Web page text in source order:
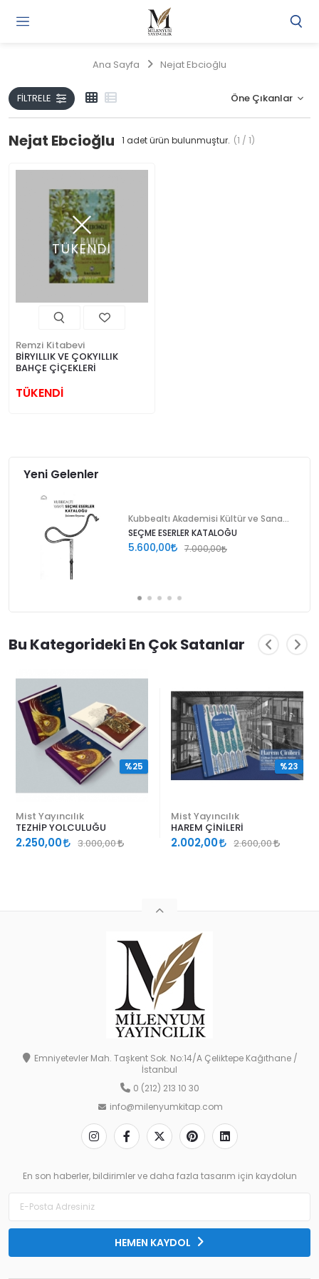
Ana Sayfa Nejat Ebcioğlu
FILTRELE
Nejat Ebcioğlu 1 adet ürün bulunmuştur. (1 / 1)
TÜKENDİ
Remzi Kitabevi
BİRYILLIK VE ÇOKYILLIK
BAHÇE ÇİÇEKLERİ
TÜKENDİ
Yeni Gelenler
SEÇME ESERLER KATALOĞU
5.600,00 7.000,00
Bu Kategorideki En Çok Satanlar
Mist Yayıncılık
TEZHİP YOLCULUĞU
2.250,00 3.000,00
%25
Mist Yayıncılık
HAREM ÇİNİLERİ
2.002,00 2.600,00
%23
Emniyetevler Mah. Taşkent Sok. No:14/A Çeliktepe Kağıthane /
İstanbul
0 (212) 213 10 30
info@milenyumkitap.com
En son haberler, bildirimler ve daha fazla tasarım için kaydolun
HEMEN KAYDOL